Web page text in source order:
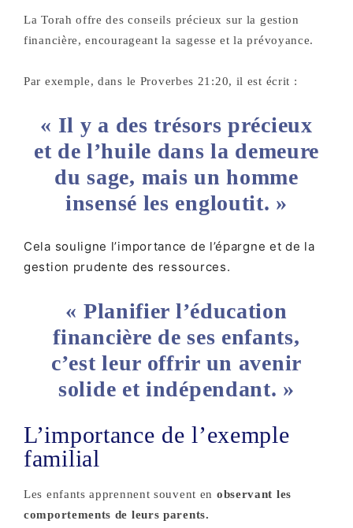
La Torah offre des conseils précieux sur la gestion
financière, encourageant la sagesse et la prévoyance.
Par exemple, dans le Proverbes 21:20, il est écrit :
« Il y a des trésors précieux
et de l’huile dans la demeure
du sage, mais un homme
insensé les engloutit. »
Cela souligne l’importance de l’épargne et de la
gestion prudente des ressources.
« Planifier l’éducation
financière de ses enfants,
c’est leur offrir un avenir
solide et indépendant. »
L’importance de l’exemple
familial
Les enfants apprennent souvent en observant les
comportements de leurs parents.